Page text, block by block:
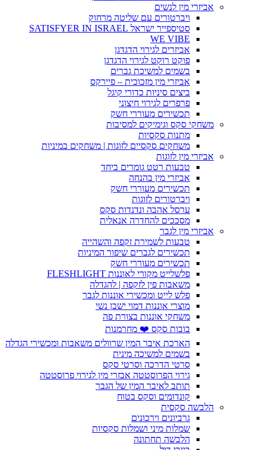
אביזרי מין לנשים
ויברטורים עם שליטה מרחוק
סטיספייר ישראל SATISFYER IN ISRAEL
WE VIBE
אביזרים לגירוי הדגדגן
פוקט רוקט לגירוי הדגדגן
בשמים למשיכת גברים
אביזרי מין מזכוכית – פיירקס
ביצים סיניות כדורי קיגל
פרפרים לגירוי חיצוני
תכשירים מעוררי חשק
משחקי סקס וגימיקים למסיבות
מתנות סקסיות
משחקים סקסיים לזוגות | משחקים במיניות
אביזרי מין לזוגות
טבעות רטט גומרים ביחד
אביזרי מין בהנחה
תכשירים מעוררי חשק
ויברטורים לזוגות
ערסל אהבה ונדנדות סקס
מסככים להחדרה אנאלית
אביזרי מין לגבר
טבעות לשמירת זקפה והשהייה
תכשירים לגברים שיפור המיניות
תכשירים מעוררי חשק
פלשלייט מקורי לאוננות FLESHLIGHT
משאבות פין לזקפה | להגדלה
פלש לייט ומכשירי אוננות לגבר
מוצרי אוננות דמוי ישבן נשי
משחקי אוננות בצורת פה
בובות סקס ❤️ מחרמנות
הארכת איבר המין שרוולים משאבות ומכשירי הגדלה
בשמים למשיכה מינית
סרטי הדרכה וסרטי סקס
גירוי הפרוסטטה אבזרי מין לגירוי פרוסטטה
תותב לאיבר המין של הגבר
קונדומים וסקס בטוח
הלבשה סקסית
גרביונים וירכונים
שמלות מיני ושמלות סקסיות
הלבשה תחתונה